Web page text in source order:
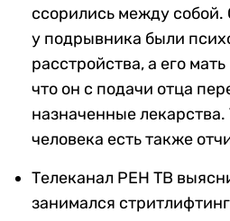
ссорились между
у подрывника были
расстройства, а его
что он с подачи отца
назначенные лекарства.
человека есть также
Телеканал РЕН ТВ
занимался